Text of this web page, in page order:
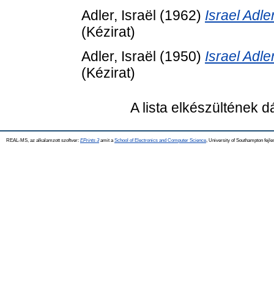
Adler, Israël (1962) Israel
(Kézirat)
Adler, Israël (1950) Israel
(Kézirat)
A lista elkészültének
REAL-MS, az alkalamzott szoftver: EPrints 3amit a School of Electronics and Computer Science , University of Southampton